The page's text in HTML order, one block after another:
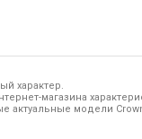
характер.
магазина
актуальные модели